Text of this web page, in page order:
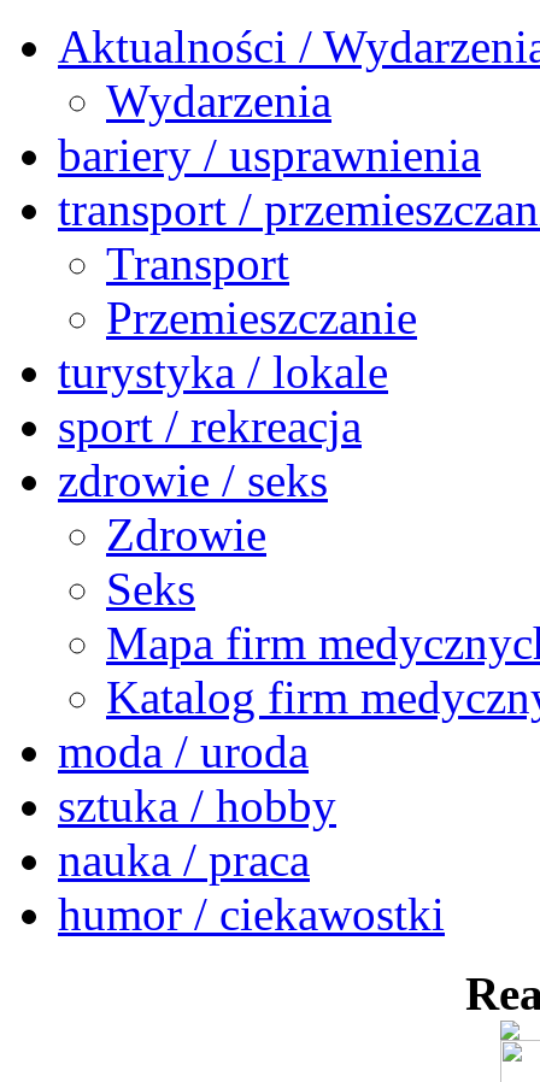
Aktualności /
Wydarzenia
bariery / usprawnienia
transport /
Transport
Przemieszczanie
turystyka / lokale
sport / rekreacja
zdrowie / seks
Zdrowie
Seks
Mapa firm
Katalog firm
moda / uroda
sztuka / hobby
nauka / praca
humor / ciekawostki